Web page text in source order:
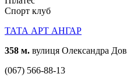
Спорт клуб
ТАТА АРТ АНГАР
358 м. вулиця Олександра
(067) 566-88-13